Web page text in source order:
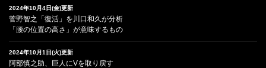
2024年10月4日(金)更新
菅野智之「復活」を川口和久が分析
「腰の位置の高さ」が意味するもの
2024年10月1日(火)更新
阿部慎之助、巨人にVを取り戻す